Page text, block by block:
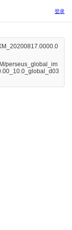
登录
perseus_global_im